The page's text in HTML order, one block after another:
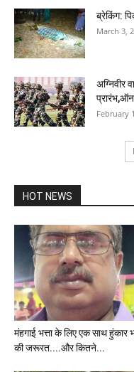
ब्रेकिंग:
March 3,
अग्निवीर
February
HOT NEWS
मंहगाई भत्ता के लिए एक साथ हुंकार
की जरूरत....और कितने...